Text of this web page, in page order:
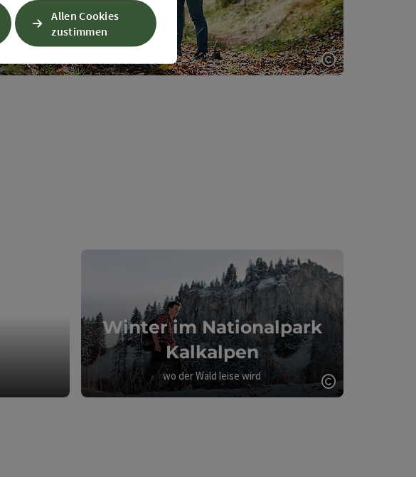
Copyright
Winter im Nationalpark
Kalkalpen
wo der Wald leise wird
Copyright
Allen Cookies
zustimmen